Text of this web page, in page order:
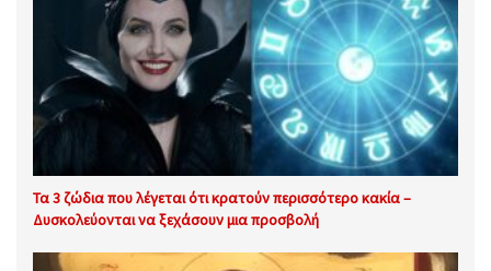
Τα 3 ζώδια που λέγεται ότι κρατούν περισσότερο κακία –
Δυσκολεύονται να ξεχάσουν μια προσβολή